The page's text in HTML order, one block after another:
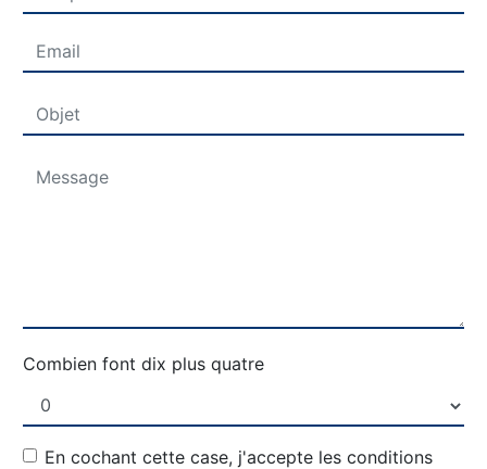
Combien font dix plus quatre
En cochant cette case, j'accepte les conditions